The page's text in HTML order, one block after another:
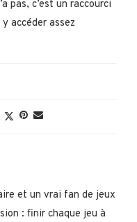
pas, c’est un raccourci
accéder assez
et un vrai fan de jeux
: finir chaque jeu à